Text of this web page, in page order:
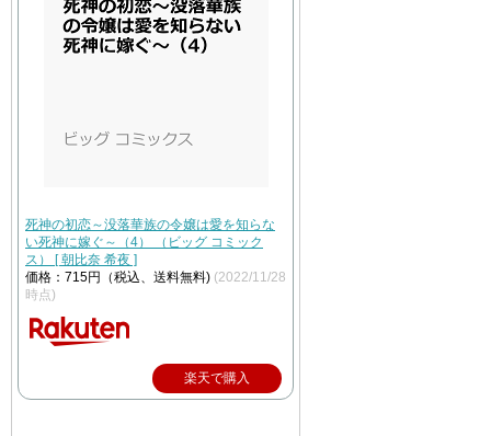
死神の初恋～没落華族の令嬢は愛を知らな
い死神に嫁ぐ～（4） （ビッグ コミック
ス） [ 朝比奈 希夜 ]
価格：715円（税込、送料無料) (2022/11/28
時点)
楽天で購入